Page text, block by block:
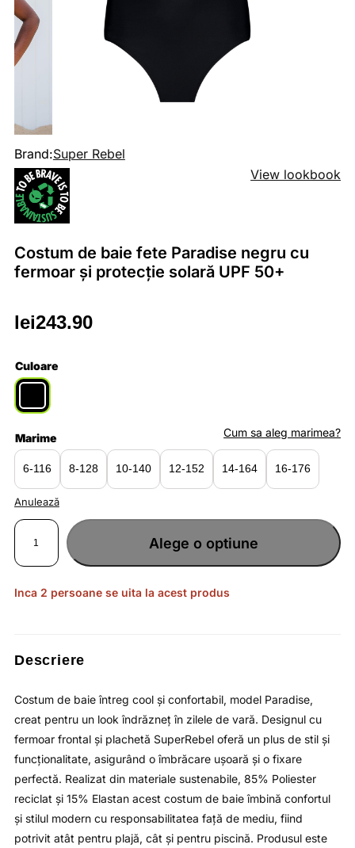
Brand:Super Rebel
View lookbook
Costum de baie fete Paradise negru cu
fermoar și protecție solară UPF 50+
lei243.90
Culoare
Marime
6-116 8-128 10-140 12-152 14-164 16-176
Anulează
Cum sa aleg marimea?
Cantitate
fete
Paradise
cu
fermoar
Alege o optiune
Inca 2 persoane se uita la acest produs
Descriere
Costum de baie întreg cool și confortabil, model Paradise,
creat pentru un look îndrăzneț în zilele de vară. Designul cu
fermoar frontal și plachetă SuperRebel oferă un plus de stil și
funcționalitate, asigurând o îmbrăcare ușoară și o fixare
perfectă. Realizat din materiale sustenabile, 85% Poliester
reciclat și 15% Elastan acest costum de baie îmbină confortul
și stilul modern cu responsabilitatea față de mediu, fiind
potrivit atât pentru plajă, cât și pentru piscină. Produsul este